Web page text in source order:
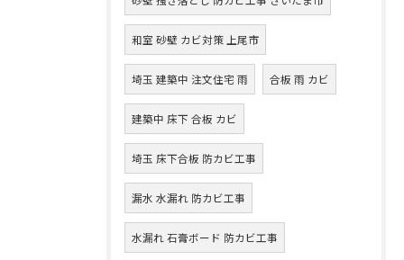
和室 砂壁 カビ対策 上尾市
埼玉 建築中 注文住宅 雨 合板 雨 カビ
建築中 床下 合板 カビ
埼玉 床下合板 防カビ工事
漏水 水漏れ 防カビ工事
水漏れ 石膏ボード 防カビ工事